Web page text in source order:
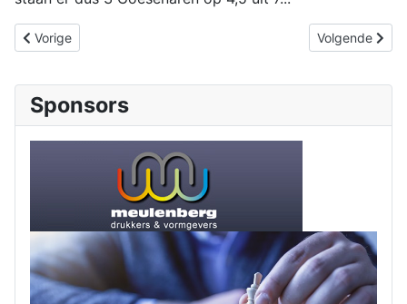
Vorig artikel: HZ-toernooi weer voorbij
Vorige Volgende
Volgende
Sponsors